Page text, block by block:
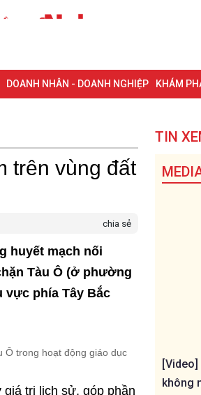
DOANH NHÂN - DOANH NGHIỆP KHÁM
ĐỢT THI ĐUA ĐẶC BIỆT
trên vùng đất
chia sẻ
huyết mạch nối
Tàu Ô (ở phường
vực phía Tây Bắc
trong hoạt động giáo dục
trị lịch sử, góp phần
TIN
không